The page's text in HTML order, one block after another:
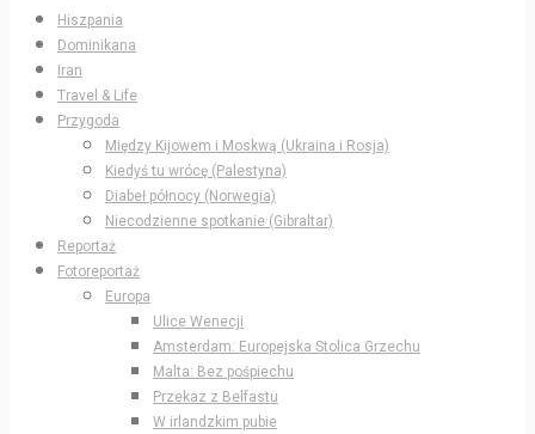
Hiszpania
Dominikana
Iran
Travel & Life
Przygoda
Między Kijowem i Moskwą (Ukraina i Rosja)
Kiedyś tu wrócę (Palestyna)
Diabeł północy (Norwegia)
Niecodzienne spotkanie (Gibraltar)
Reportaż
Fotoreportaż
Europa
Ulice Wenecji
Amsterdam: Europejska Stolica Grzechu
Malta: Bez pośpiechu
Przekaz z Belfastu
W irlandzkim pubie